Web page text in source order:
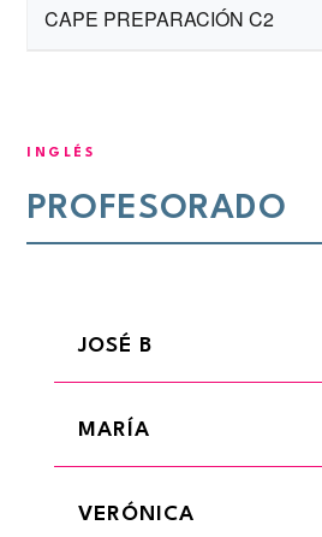
CAPE PREPARACIÓN C2
INGLÉS
PROFESORADO
JOSÉ B
MARÍA
VERÓNICA